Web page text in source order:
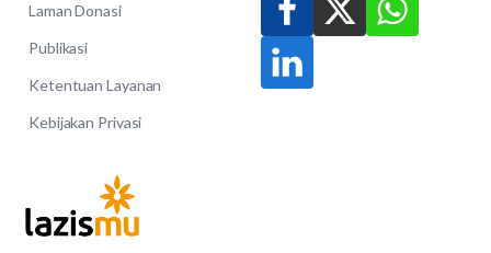
Laman Donasi
Publikasi
Ketentuan Layanan
Kebijakan Privasi